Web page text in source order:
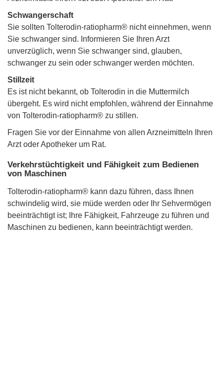
Schwangerschaft
Sie sollten Tolterodin-ratiopharm® nicht einnehmen, wenn
Sie schwanger sind. Informieren Sie Ihren Arzt
unverzüglich, wenn Sie schwanger sind, glauben,
schwanger zu sein oder schwanger werden möchten.
Stillzeit
Es ist nicht bekannt, ob Tolterodin in die Muttermilch
übergeht. Es wird nicht empfohlen, während der Einnahme
von Tolterodin-ratiopharm® zu stillen.
Fragen Sie vor der Einnahme von allen Arzneimitteln Ihren
Arzt oder Apotheker um Rat.
Verkehrstüchtigkeit und Fähigkeit zum Bedienen
von Maschinen
Tolterodin-ratiopharm® kann dazu führen, dass Ihnen
schwindelig wird, sie müde werden oder Ihr Sehvermögen
beeinträchtigt ist; Ihre Fähigkeit, Fahrzeuge zu führen und
Maschinen zu bedienen, kann beeinträchtigt werden.